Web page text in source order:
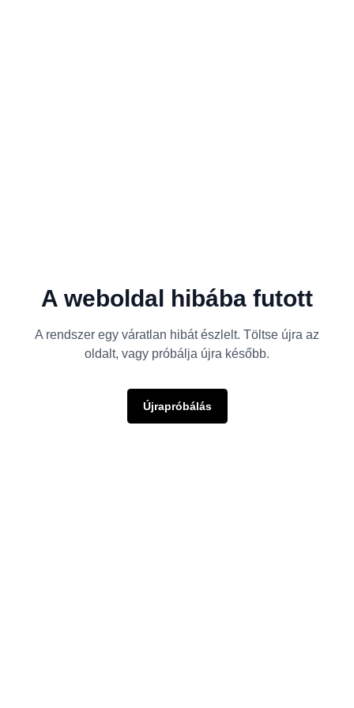
A weboldal hibába futott
A rendszer egy váratlan hibát észlelt. Töltse újra az
oldalt, vagy próbálja újra később.
Újrapróbálás